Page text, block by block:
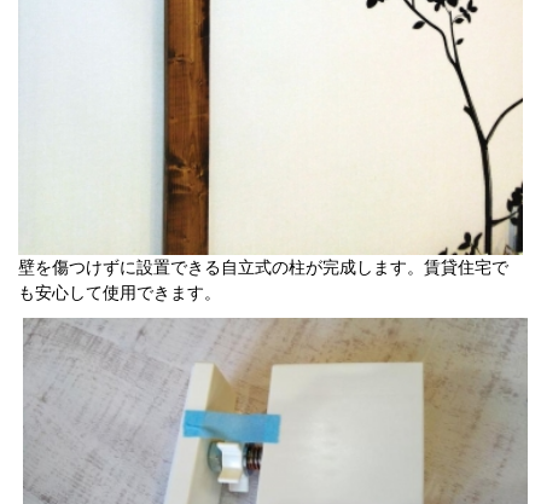
壁を傷つけずに設置できる自立式の柱が完成します。賃貸住宅で
も安心して使用できます。